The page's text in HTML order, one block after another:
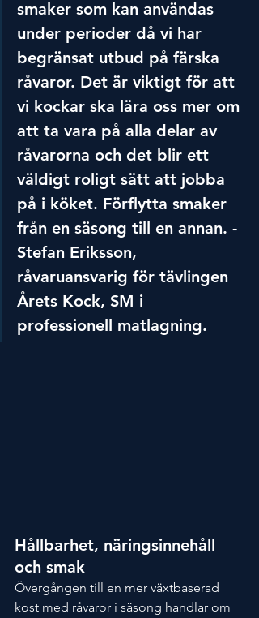
smaker som kan användas
under perioder då vi har
begränsat utbud på färska
råvaror. Det är viktigt för att
vi kockar ska lära oss mer om
att ta vara på alla delar av
råvarorna och det blir ett
väldigt roligt sätt att jobba
på i köket. Förflytta smaker
från en säsong till en annan. -
Stefan Eriksson,
råvaruansvarig för tävlingen
Årets Kock, SM i
professionell matlagning.
Hållbarhet, näringsinnehåll
och smak
Övergången till en mer växtbaserad
kost med råvaror i säsong handlar om